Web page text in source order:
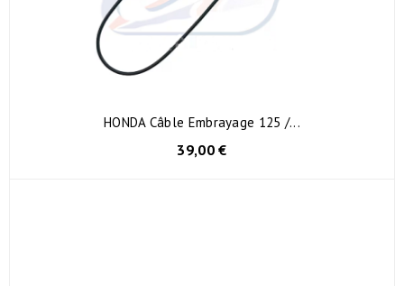
HONDA Câble Embrayage 125 /...
39,00 €